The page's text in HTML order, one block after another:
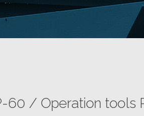
60 / Operation tools